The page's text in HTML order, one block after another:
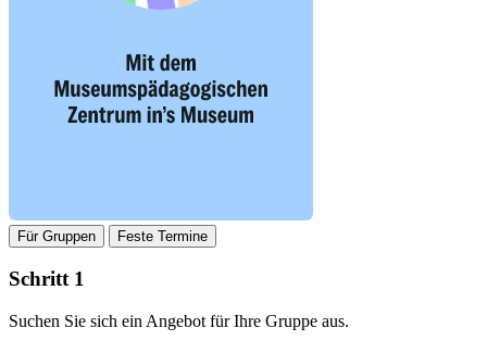
Für Gruppen Feste Termine
Schritt 1
Suchen Sie sich ein Angebot für Ihre Gruppe aus.